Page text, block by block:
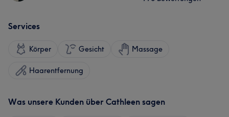
Services
Körper Gesicht Massage
Haarentfernung
Was unsere Kunden über Cathleen sagen